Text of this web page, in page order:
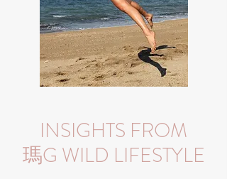
INSIGHTS FROM
瑪G WILD LIFESTYLE